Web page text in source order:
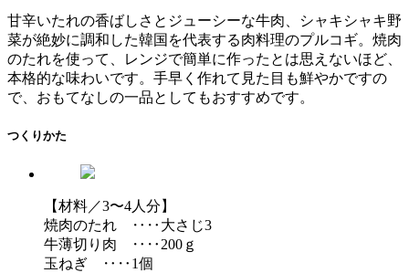
甘辛いたれの香ばしさとジューシーな牛肉、シャキシャキ野
菜が絶妙に調和した韓国を代表する肉料理のプルコギ。焼肉
のたれを使って、レンジで簡単に作ったとは思えないほど、
本格的な味わいです。手早く作れて見た目も鮮やかですの
で、おもてなしの一品としてもおすすめです。
つくりかた
【材料／3〜4人分】
焼肉のたれ ‥‥大さじ3
牛薄切り肉 ‥‥200ｇ
玉ねぎ ‥‥1個